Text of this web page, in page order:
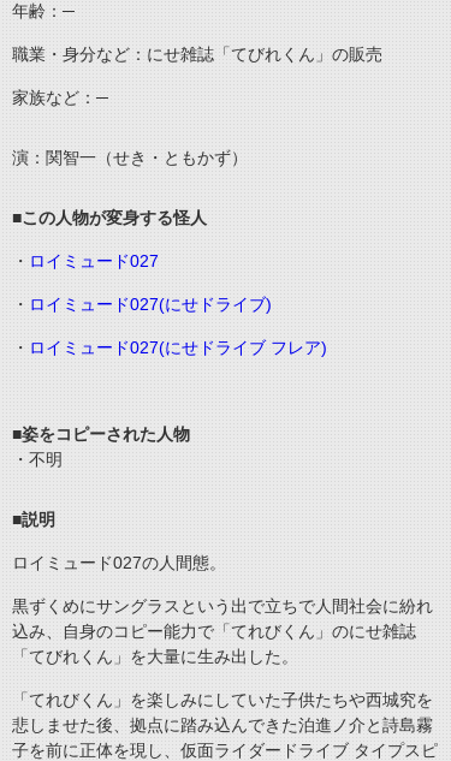
年齢：─
職業・身分など：にせ雑誌「てびれくん」の販売
家族など：─
演：関智一（せき・ともかず）
■この人物が変身する怪人
・ ロイミュード027
・ ロイミュード027(にせドライブ)
・ ロイミュード027(にせドライブ フレア)
■姿をコピーされた人物
・不明
■説明
ロイミュード027の人間態。
黒ずくめにサングラスという出で立ちで人間社会に紛れ
込み、自身のコピー能力で「てれびくん」のにせ雑誌
「てびれくん」を大量に生み出した。
「てれびくん」を楽しみにしていた子供たちや西城究を
悲しませた後、拠点に踏み込んできた泊進ノ介と詩島霧
子を前に正体を現し、仮面ライダードライブ タイプスピ